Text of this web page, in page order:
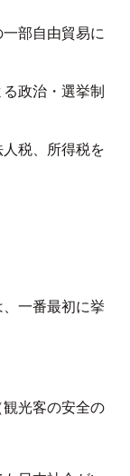
部自由貿易に
政治・選挙制
人税、所得税を
一番最初に挙
観光客の安全の